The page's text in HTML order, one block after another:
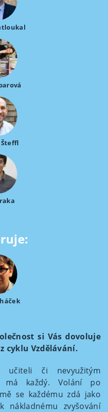
si Vás dovoluje
cyklu Vzdělávání.
učiteli či nevyužitým
má každý. Volání po
se každému zdá jako
zvyšování